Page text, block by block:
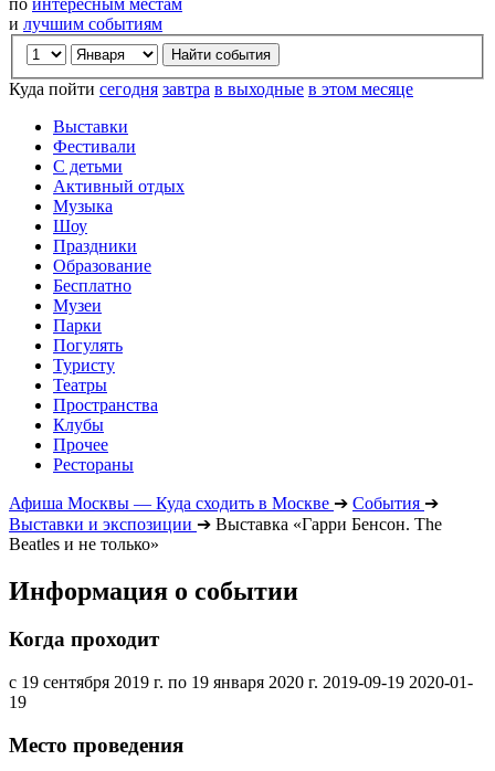
по интересным местам
и лучшим событиям
Куда пойти сегодня завтра в выходные в этом месяце
Выставки
Фестивали
С детьми
Активный отдых
Музыка
Шоу
Праздники
Образование
Бесплатно
Музеи
Парки
Погулять
Туристу
Театры
Пространства
Клубы
Прочее
Рестораны
Афиша Москвы — Куда сходить в Москве ➔ События ➔
Выставки и экспозиции ➔ Выставка «Гарри Бенсон. The
Beatles и не только»
Информация о событии
Когда проходит
с 19 сентября 2019 г. по 19 января 2020 г. 2019-09-19 2020-01-
19
Место проведения